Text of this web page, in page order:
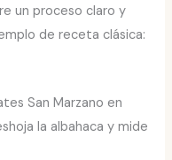
un proceso claro y
de receta clásica:
San Marzano en
la albahaca y mide